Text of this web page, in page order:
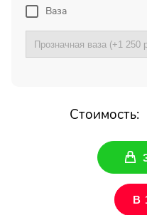
наших акциях и скидках
Ваза
Стоимость:
В